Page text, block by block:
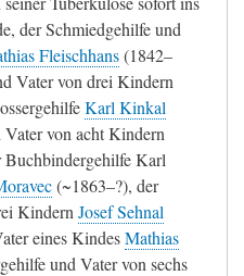
der Schmiedgehilfe und
Fleischhans(1842–
Vater von drei Kindern
Karl Kinkal
von acht Kindern
Buchbindergehilfe Karl
(~1863–?), der
Kindern Josef Sehnal
eines KindesMathias
und Vater von sechs